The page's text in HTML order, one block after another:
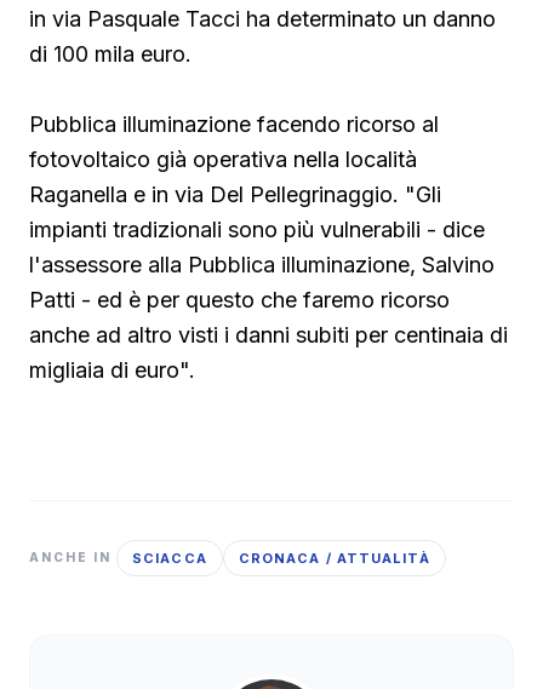
in via Pasquale Tacci ha determinato un danno
di 100 mila euro.
Pubblica illuminazione facendo ricorso al
fotovoltaico già operativa nella località
Raganella e in via Del Pellegrinaggio. "Gli
impianti tradizionali sono più vulnerabili - dice
l'assessore alla Pubblica illuminazione, Salvino
Patti - ed è per questo che faremo ricorso
anche ad altro visti i danni subiti per centinaia di
migliaia di euro".
ANCHE IN SCIACCA CRONACA / ATTUALITÀ